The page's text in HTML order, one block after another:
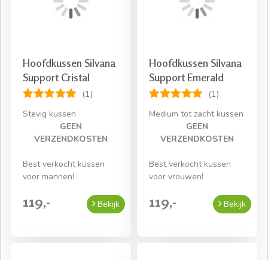
Hoofdkussen Silvana
Support Cristal
(1)
Stevig kussen
GEEN
VERZENDKOSTEN
Best verkocht kussen
voor mannen!
119,- Bekijk
Hoofdkussen Silvana
Support Emerald
(1)
Medium tot zacht kussen
GEEN
VERZENDKOSTEN
Best verkocht kussen
voor vrouwen!
119,- Bekijk